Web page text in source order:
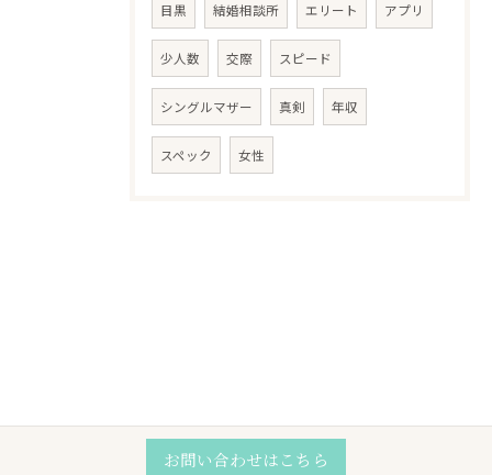
目黒 結婚相談所 エリート アプリ
少人数 交際 スピード
シングルマザー 真剣 年収
スペック 女性
お問い合わせはこちら